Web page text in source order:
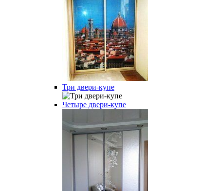
Три двери-купе
Четыре двери-купе